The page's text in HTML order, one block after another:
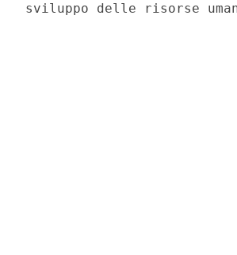
sviluppo delle risorse